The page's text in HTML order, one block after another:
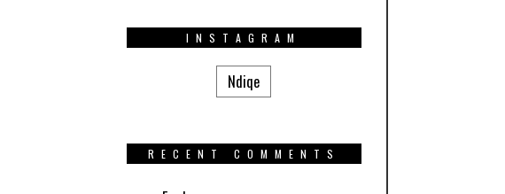
INSTAGRAM
Ndiqe
RECENT COMMENTS